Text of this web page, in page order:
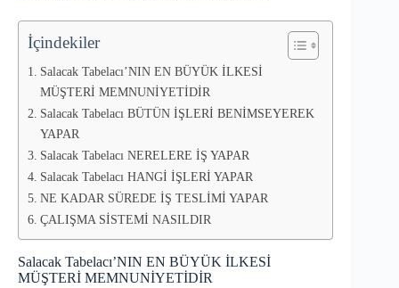
İçindekiler
Salacak Tabelacı’NIN EN BÜYÜK İLKESİ
MÜŞTERİ MEMNUNİYETİDİR
Salacak Tabelacı BÜTÜN İŞLERİ BENİMSEYEREK
YAPAR
Salacak Tabelacı NERELERE İŞ YAPAR
Salacak Tabelacı HANGİ İŞLERİ YAPAR
NE KADAR SÜREDE İŞ TESLİMİ YAPAR
ÇALIŞMA SİSTEMİ NASILDIR
Salacak Tabelacı’NIN EN BÜYÜK İLKESİ
MÜŞTERİ MEMNUNİYETİDİR